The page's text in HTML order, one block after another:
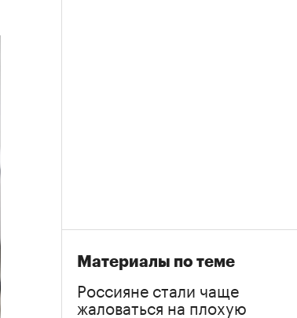
Материалы по теме
Россияне стали чаще
жаловаться на плохую